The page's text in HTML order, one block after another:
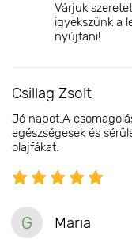
Várjuk
igyekszünk a
nyújtani!
Csillag Zsolt
Jó napot.A
egészségesek és
olajfákat.
G Maria